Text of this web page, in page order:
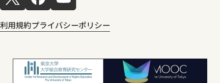
利用規約プライバシーポリシー